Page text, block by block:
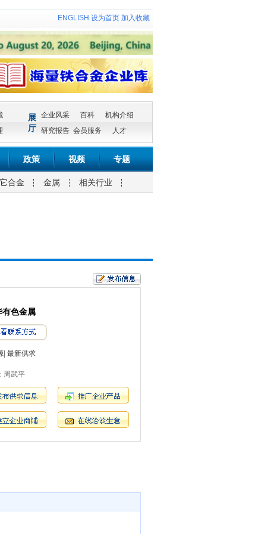
ENGLISH 设为首页 加入收藏
展
厅
企业风采 百科
机构介绍
研究报告 会员服务 人才
政策 视频 专题
合金 金属 相关行业
有色金属
最新供求
周武平